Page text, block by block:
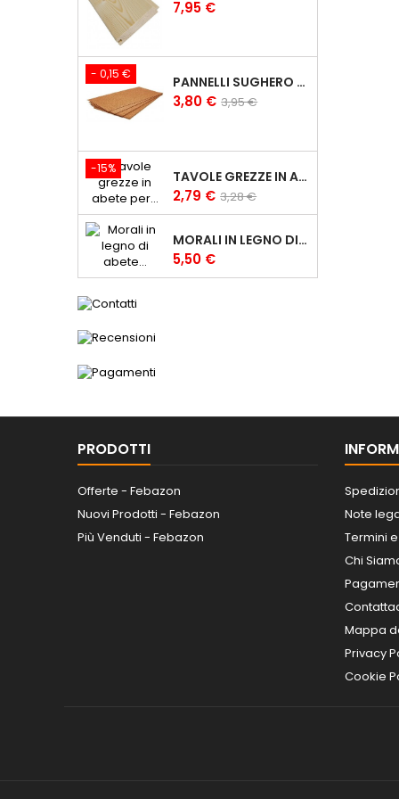
Prezzo
7,95 €
- 0,15 € PANNELLI SUGHERO SUPERCOMPRESSO DA 3 MM - 100X50CM FOGLI SUGHERO
Prezzo
3,80 € Prezzo
3,95 €
-15% TAVOLE GREZZE IN ABETE PER CARPENTERIA 2,5X10 CM TAVOLE IN LEGNO
Prezzo
2,79 € Prezzo
base
3,28 €
MORALI IN LEGNO DI ABETE GREZZI 6X6 CM MORALE GREZZO
Prezzo
5,50 €
PRODOTTI
Offerte - Febazon
Nuovi Prodotti - Febazon
Più Venduti - Febazon
Note
Termini
Chi
Mappa
Privacy
Cookie